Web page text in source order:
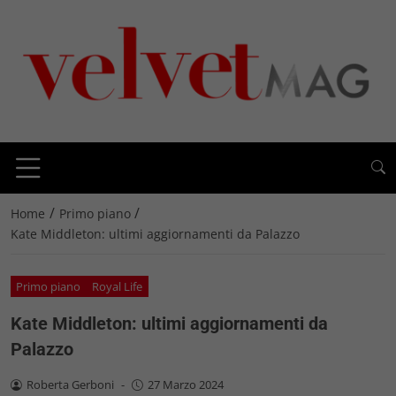
Home / Primo piano /
Kate Middleton: ultimi aggiornamenti da Palazzo
Primo piano Royal Life
Kate Middleton: ultimi aggiornamenti da
Palazzo
Roberta Gerboni - 27 Marzo 2024